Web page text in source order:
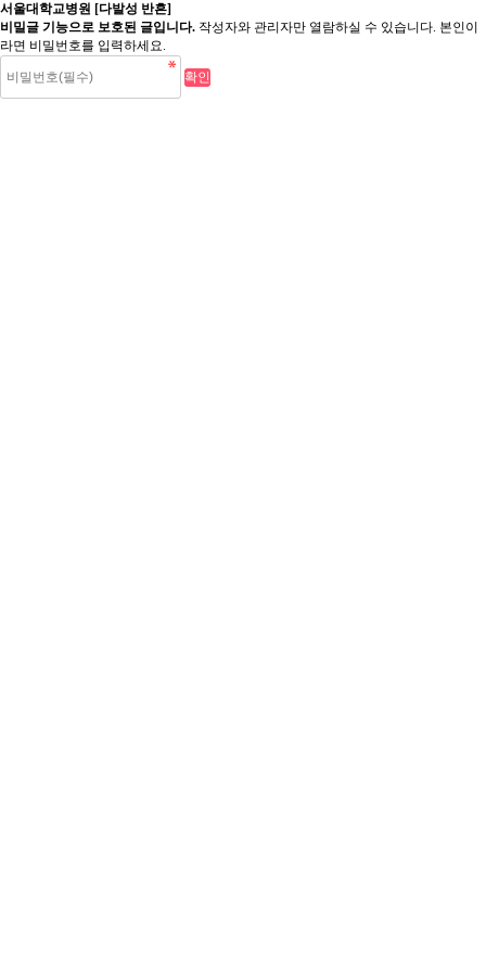
서울대학교병원 [다발성 반흔]
비밀글 기능으로 보호된 글입니다. 작성자와 관리자만 열람하실 수 있습니다. 본인이
라면 비밀번호를 입력하세요.